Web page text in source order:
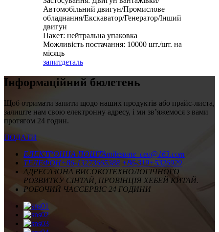
Автомобільний двигун/Промислове
обладнання/Екскаватор/Генератор/Інший
двигун
Пакет: нейтральна упаковка
Можливість постачання: 10000 шт./шт. на
місяць
запитдеталь
Інформаційний бюлетень
Щоб отримати запити щодо наших продуктів або прайс-листа,
залиште нам свою електронну адресу, і ми зв’яжемося з вами
протягом 24 годин.
ПОДАТИ
ЕЛЕКТРОННА ПОШТАmilestone_ceo@163.com
ТЕЛЕФОН+86-13273665388 +86-319+5326929
АДРЕСАЗОНА ВИСОКОТЕХНОЛОГІЧНОГО
РОЗВИТКУ СІНТАЙ, ПРОВІНЦІЯ ХЕБЕЙ КИТАЙ.
РОБОЧИЙ ЧАССЕРВІС 24 ГОДИНИ